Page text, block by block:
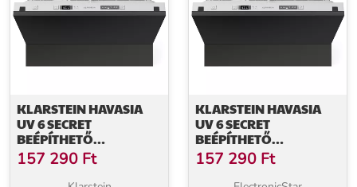
KLARSTEIN HAVASIA
UV 6 SECRET
BEÉPÍTHETŐ
MOSOGATÓGÉP,
KOMPAKT, 6 KÉSZLET,
157 290 Ft
KLARSTEIN HAVASIA
UV 6 SECRET
BEÉPÍTHETŐ
MOSOGATÓGÉP,
KOMPAKT, 6 KÉSZLET,
157 290 Ft